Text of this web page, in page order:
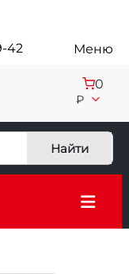
42 Меню
0
₽
Найти